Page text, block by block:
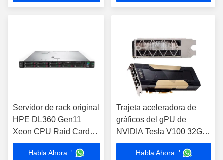
Servidor de rack original
HPE DL360 Gen11
Xeon CPU Raid Card
Servidor personalizado
de rack original HPE 1U
Habla Ahora. '
Trajeta aceleradora de
gráficos del gPU de
NVIDIA Tesla V100 32G
para el servidor del puesto
de trabajoHabla Ahora. '